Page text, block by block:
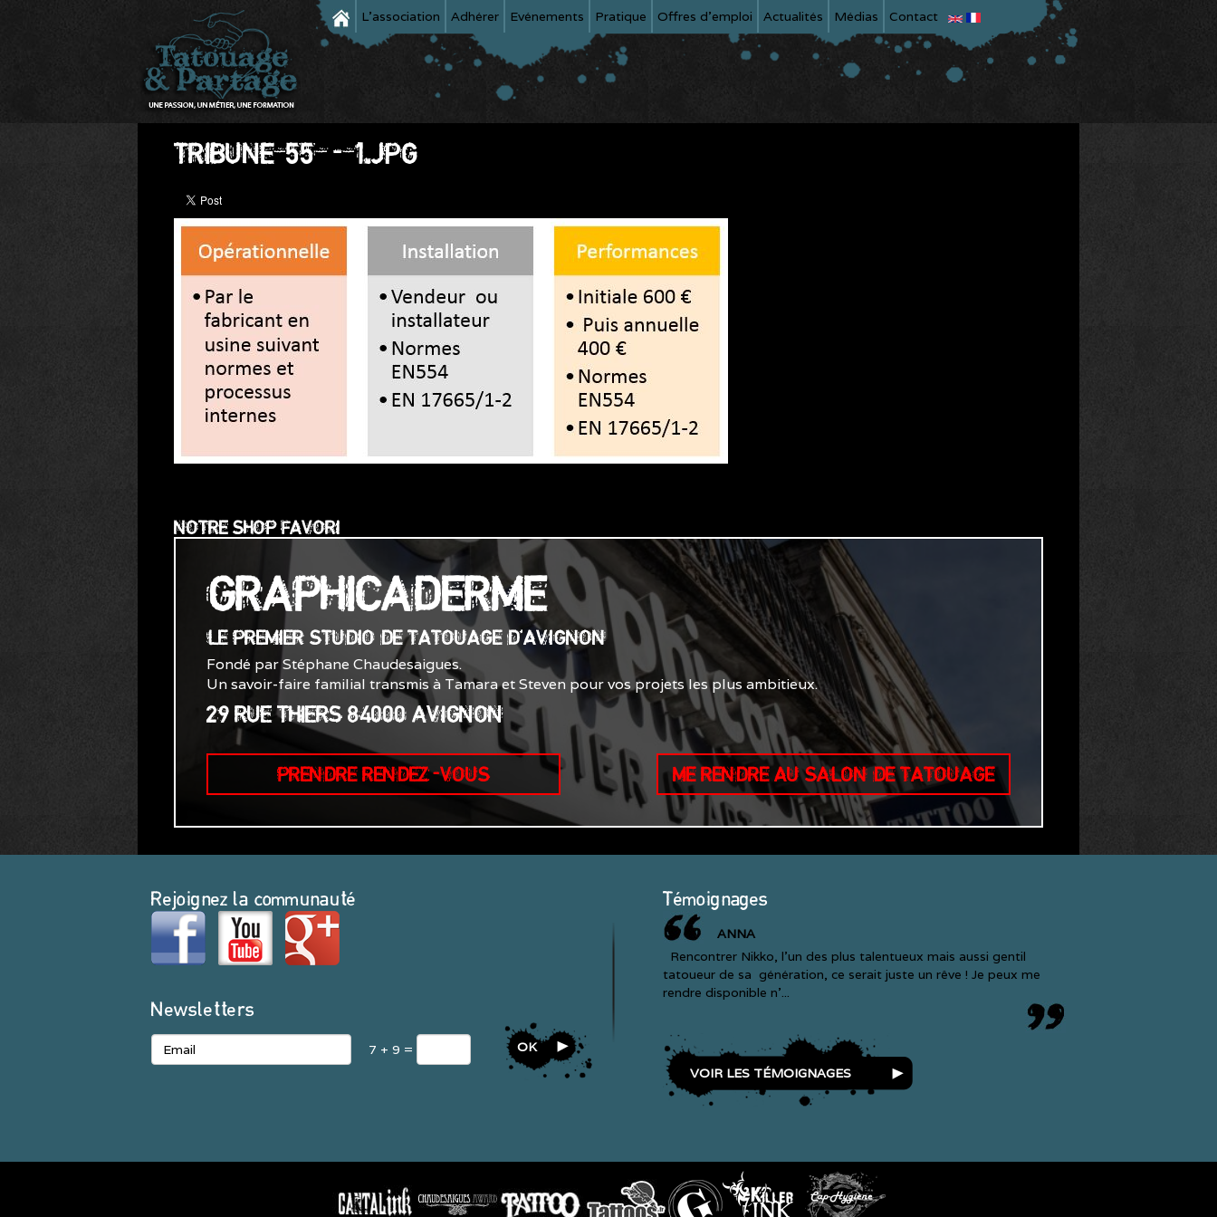
L'association Adhérer Evénements Pratique Offres d'emploi Actualités Médias Contact
TRIBUNE_55_-_1.JPG
NOTRE SHOP FAVORI
GRAPHICADERME
LE PREMIER STUDIO DE TATOUAGE D'AVIGNON
Fondé par Stéphane Chaudesaigues.
Un savoir-faire familial transmis à Tamara et Steven pour vos projets les plus ambitieux.
29 RUE THIERS 84000 AVIGNON
PRENDRE RENDEZ-VOUS ME RENDRE AU SALON DE TATOUAGE
Rejoignez la communauté
Newsletters
7 + 9 = OK
Témoignages
ANNA
Rencontrer Nikko, l'un des plus talentueux mais aussi gentil
tatoueur de sa génération, ce serait juste un rêve ! Je peux me
rendre disponible n'...
VOIR LES TÉMOIGNAGES